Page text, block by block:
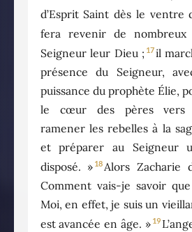
d’Esprit Saint dès le ventre
fera revenir de nombreux
Seigneur leur Dieu ; 17il
présence du Seigneur,
puissance du prophète Élie,
le cœur des pères vers
ramener les rebelles à la
et préparer au Seigneur
disposé. » 18 Alors Zacharie
Comment vais-je savoir
Moi, en effet, je suis un
est avancée en âge. » 19